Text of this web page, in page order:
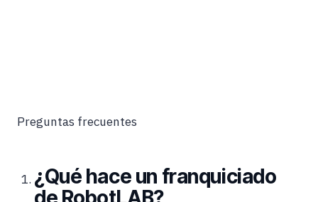
Preguntas frecuentes
¿Qué hace un franquiciado